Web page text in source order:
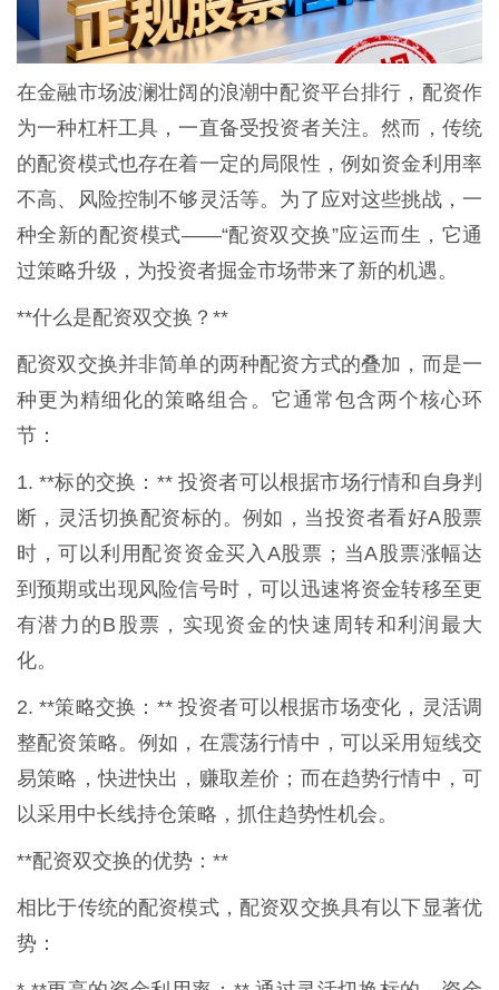
在金融市场波澜壮阔的浪潮中配资平台排行，配资作
为一种杠杆工具，一直备受投资者关注。然而，传统
的配资模式也存在着一定的局限性，例如资金利用率
不高、风险控制不够灵活等。为了应对这些挑战，一
种全新的配资模式——“配资双交换”应运而生，它通
过策略升级，为投资者掘金市场带来了新的机遇。
**什么是配资双交换？**
配资双交换并非简单的两种配资方式的叠加，而是一
种更为精细化的策略组合。它通常包含两个核心环
节：
1. **标的交换：** 投资者可以根据市场行情和自身判
断，灵活切换配资标的。例如，当投资者看好A股票
时，可以利用配资资金买入A股票；当A股票涨幅达
到预期或出现风险信号时，可以迅速将资金转移至更
有潜力的B股票，实现资金的快速周转和利润最大
化。
2. **策略交换：** 投资者可以根据市场变化，灵活调
整配资策略。例如，在震荡行情中，可以采用短线交
易策略，快进快出，赚取差价；而在趋势行情中，可
以采用中长线持仓策略，抓住趋势性机会。
**配资双交换的优势：**
相比于传统的配资模式，配资双交换具有以下显著优
势：